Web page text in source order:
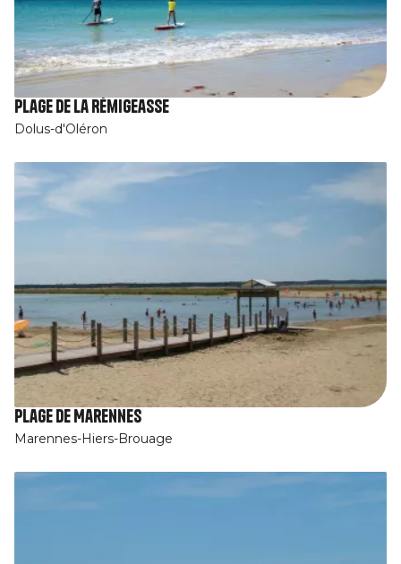
Plage de la Rémigeasse
Dolus-d'Oléron
Plage de Marennes
Marennes-Hiers-Brouage